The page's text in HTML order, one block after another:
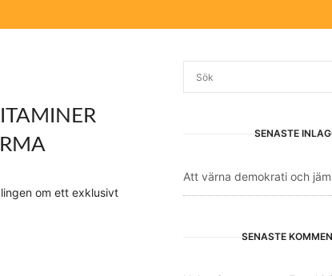
om ett exklusivt
SENASTE
Att värna demokrati och
SENASTE